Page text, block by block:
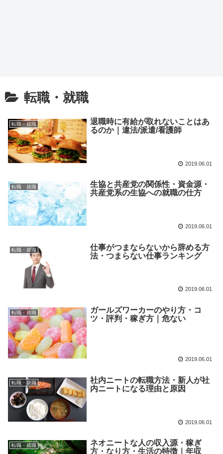
転職・就職
転職・就職
退職時に有給が取れないことはあ
るのか｜違法/派遣/看護師
2019.06.01
転職・就職
生協と共産党の関係性・資金源・
共産党系の生協への就職の仕方
2019.06.01
転職・就職
仕事がつまならないから辞める方
法・つまらない仕事ランキング
2019.06.01
転職・就職
ガールズワーカーのやり方・コ
ツ・評判・稼ぎ方｜危ない
2019.06.01
転職・就職
社内ニートの転職方法・新人が社
内ニートになる理由と原因
2019.06.01
転職・就職
ネオニートな人の収入源・稼ぎ
方・なり方・生活の特徴｜年収